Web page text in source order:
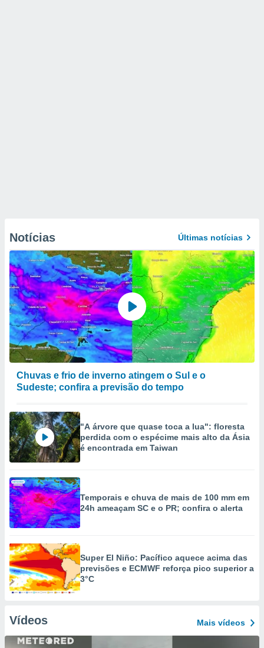
Notícias Últimas notícias
Chuvas e frio de inverno atingem o Sul e o
Sudeste; confira a previsão do tempo
"A árvore que quase toca a lua": floresta
perdida com o espécime mais alto da Ásia
é encontrada em Taiwan
Temporais e chuva de mais de 100 mm em
24h ameaçam SC e o PR; confira o alerta
Super El Niño: Pacífico aquece acima das
previsões e ECMWF reforça pico superior a
3°C
Vídeos Mais vídeos